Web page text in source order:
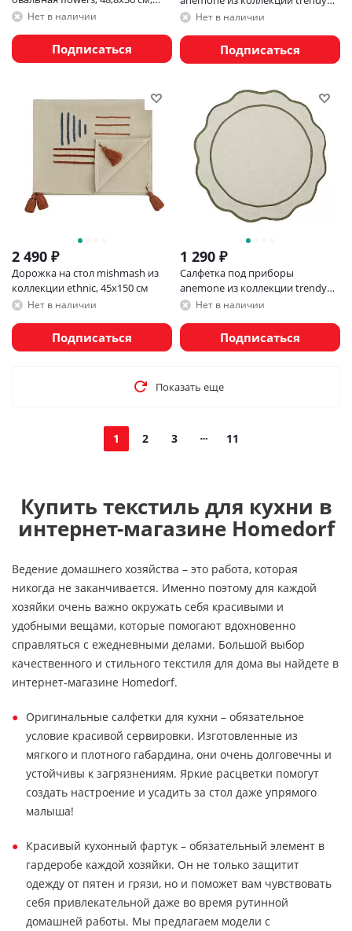
зеленая
Нет в наличии
Подписаться
ruffles, D38 см, карри
Нет в наличии
Подписаться
2 490 ₽
Дорожка на стол mishmash из
коллекции ethnic, 45х150 см
Нет в наличии
Подписаться
1 290 ₽
Салфетка под приборы
anemone из коллекции trendy
ruffles, D38 см, оливковый
Нет в наличии
Подписаться
Показать еще
1 2 3 11
Купить текстиль для кухни в
интернет-магазине Homedorf
Ведение домашнего хозяйства – это работа, которая
никогда не заканчивается. Именно поэтому для каждой
хозяйки очень важно окружать себя красивыми и
удобными вещами, которые помогают вдохновенно
справляться с ежедневными делами. Большой выбор
качественного и стильного текстиля для дома вы найдете в
интернет-магазине Homedorf.
Оригинальные салфетки для кухни – обязательное
условие красивой сервировки. Изготовленные из
мягкого и плотного габардина, они очень долговечны и
устойчивы к загрязнениям. Яркие расцветки помогут
создать настроение и усадить за стол даже упрямого
малыша!
Красивый кухонный фартук – обязательный элемент в
гардеробе каждой хозяйки. Он не только защитит
одежду от пятен и грязи, но и поможет вам чувствовать
себя привлекательной даже во время рутинной
домашней работы. Мы предлагаем модели с